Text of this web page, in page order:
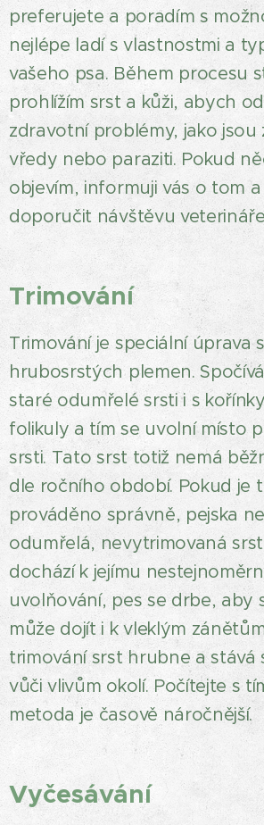
preferujete a poradím s
nejlépe ladí s vlastnostmi a
vašeho psa. Během procesu
prohlížím srst a kůži, abych
zdravotní problémy, jako jsou
vředy nebo paraziti. Pokud
objevím, informuji vás o tom
doporučit návštěvu
Trimování
Trimování je speciální úprava
hrubosrstých plemen.
staré odumřelé srsti i s
folikuly a tím se uvolní místo
srsti. Tato srst totiž nemá
dle ročního období. Pokud je
prováděno správně, pejska
odumřelá, nevytrimovaná srst
dochází k jejímu
uvolňování, pes se drbe, aby
může dojít i k vleklým
trimování srst hrubne a stává
vůči vlivům okolí. Počítejte s
metoda je časově náročnější.
Vyčesávání